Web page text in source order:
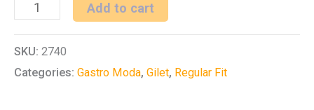
RF
Service
Add to cart
SKU: 2740
Categories: Gastro Moda, Gilet, Regular Fit